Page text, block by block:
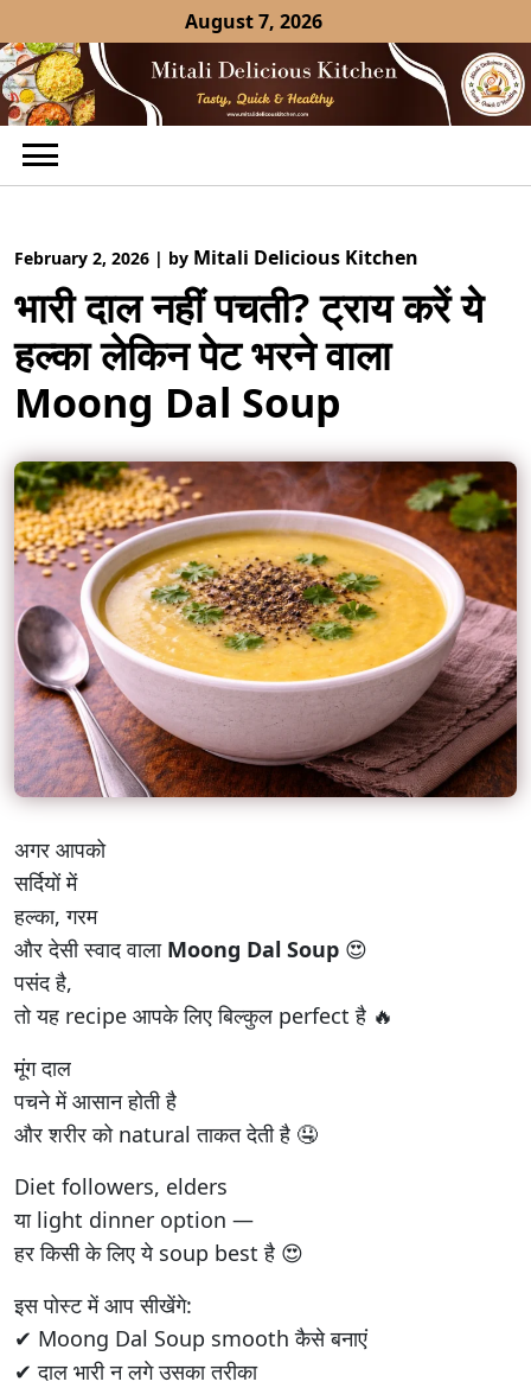
to
content
August 7, 2026
February 2, 2026 | by Mitali Delicious Kitchen
भारी दाल नहीं पचती? ट्राय करें ये
हल्का लेकिन पेट भरने वाला
Moong Dal Soup
अगर आपको
सर्दियों में
हल्का, गरम
और देसी स्वाद वाला Moong Dal Soup 😍
पसंद है,
तो यह recipe आपके लिए बिल्कुल perfect है 🔥
मूंग दाल
पचने में आसान होती है
और शरीर को natural ताकत देती है 🤤
Diet followers, elders
या light dinner option —
हर किसी के लिए ये soup best है 😍
इस पोस्ट में आप सीखेंगे:
✔ Moong Dal Soup smooth कैसे बनाएं
✔ दाल भारी न लगे उसका तरीका